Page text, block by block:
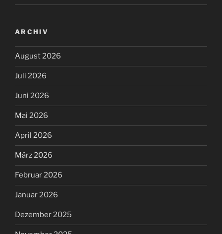
ARCHIV
August 2026
Juli 2026
Juni 2026
Mai 2026
April 2026
März 2026
Februar 2026
Januar 2026
Dezember 2025